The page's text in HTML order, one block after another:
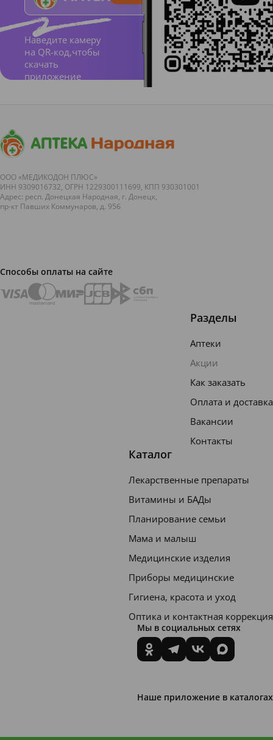
Наведите камеру
на QR-код,чтобы
скачать
приложение
ООО «МЕДИКОДОН ПЛЮС»
ИНН 9309016732, ОГРН 1229300111699, КПП 930301001
Адрес: респ. Донецкая Народная, г. Донецк,
пр-кт Павших Коммунаров, д. 95б
Способы оплаты на сайте
Разделы
Аптеки
Акции
Как заказать
Оплата и доставка
Вакансии
Контакты
Каталог
Лекарственные препараты
Витамины и БАДы
Планирование семьи
Мама и малыш
Медицинские изделия
Приборы медицинские
Гигиена, красота и уход
Оптика и контактная коррекция
Мы в социальных сетях
Наше приложение в каталогах